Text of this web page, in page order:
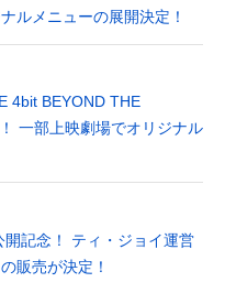
ルメニューの展開決定！
4bit BEYOND THE
一部上映劇場でオリジナル
記念！ ティ・ジョイ運営
販売が決定！